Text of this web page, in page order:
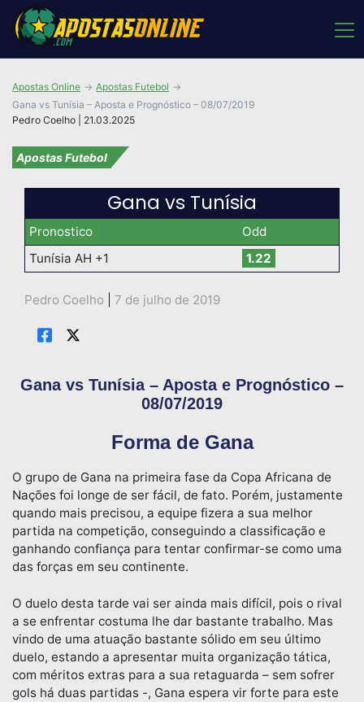
Pedro Coelho | 21.03.2025
Apostas Online
Apostas Futebol
Gana vs Tunísia – Aposta e Prognóstico – 08/07/2019
Apostas Futebol
Gana vs Tunísia
Pronostico
Odd
Tunísia AH +1
1.22
Pedro Coelho 7 de julho de 2019
Gana vs Tunísia – Aposta e Prognóstico –
08/07/2019
Forma de Gana
O grupo de Gana na primeira fase da Copa Africana de
Nações foi longe de ser fácil, de fato. Porém, justamente
quando mais precisou, a equipe fizera a sua melhor
partida na competição, conseguindo a classificação e
ganhando confiança para tentar confirmar-se como uma
das forças em seu continente.
O duelo desta tarde vai ser ainda mais difícil, pois o rival
a se enfrentar costuma lhe dar bastante trabalho. Mas
vindo de uma atuação bastante sólido em seu último
duelo, estando a apresentar muita organização tática,
com méritos extras para a sua retaguarda – sem sofrer
gols há duas partidas -, Gana espera vir forte para este